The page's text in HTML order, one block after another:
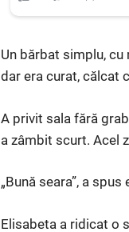
Un bărbat simplu,
dar era curat, călcat
A privit sala fără
a zâmbit scurt. Acel
„Bună seara”, a
Elisabeta a ridicat o